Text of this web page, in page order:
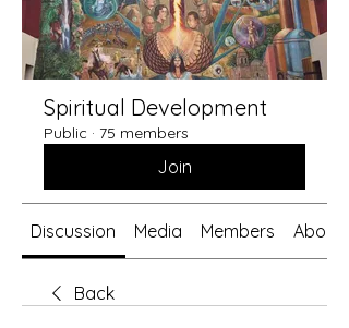
Spiritual Development
Public · 75 members
Join
Discussion Media Members About
Back